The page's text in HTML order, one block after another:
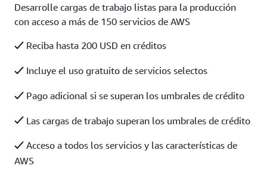
Desarrolle cargas de trabajo listas para la producción
con acceso a más de 150 servicios de AWS
Reciba hasta 200 USD en créditos
Incluye el uso gratuito de servicios selectos
Pago adicional si se superan los umbrales de crédito
Las cargas de trabajo superan los umbrales de crédito
Acceso a todos los servicios y las características de
AWS